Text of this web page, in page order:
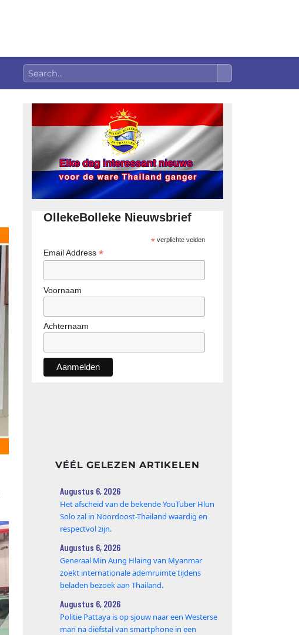
OllekeBolleke Nieuwsbrief
*verplichte velden
Email Address *
Voornaam
Achternaam
VÉÉL GELEZEN ARTIKELEN
Augustus 6, 2026
Het afscheid van de bekende YouTuber Hlun
Solo zal in Noordoost-Thailand waardig en
respectvol zijn.
Augustus 6, 2026
Generaal Min Aung Hlaing van Myanmar
zoekt internationale ademruimte tijdens
beladen bezoek aan Thailand.
Augustus 6, 2026
Politie Pattaya is op sjouw naar een Westerse
man na diefstal van smartphone in een